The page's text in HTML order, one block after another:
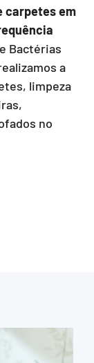
carpetes em
Bactérias
a
limpeza
no